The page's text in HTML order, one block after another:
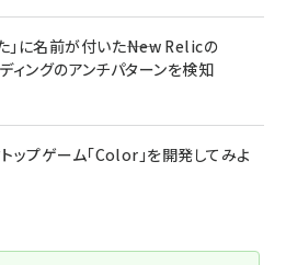
に名前が付いた――New Relicの
ングのアンチパターンを検知
トップゲーム「Color」を開発してみよ